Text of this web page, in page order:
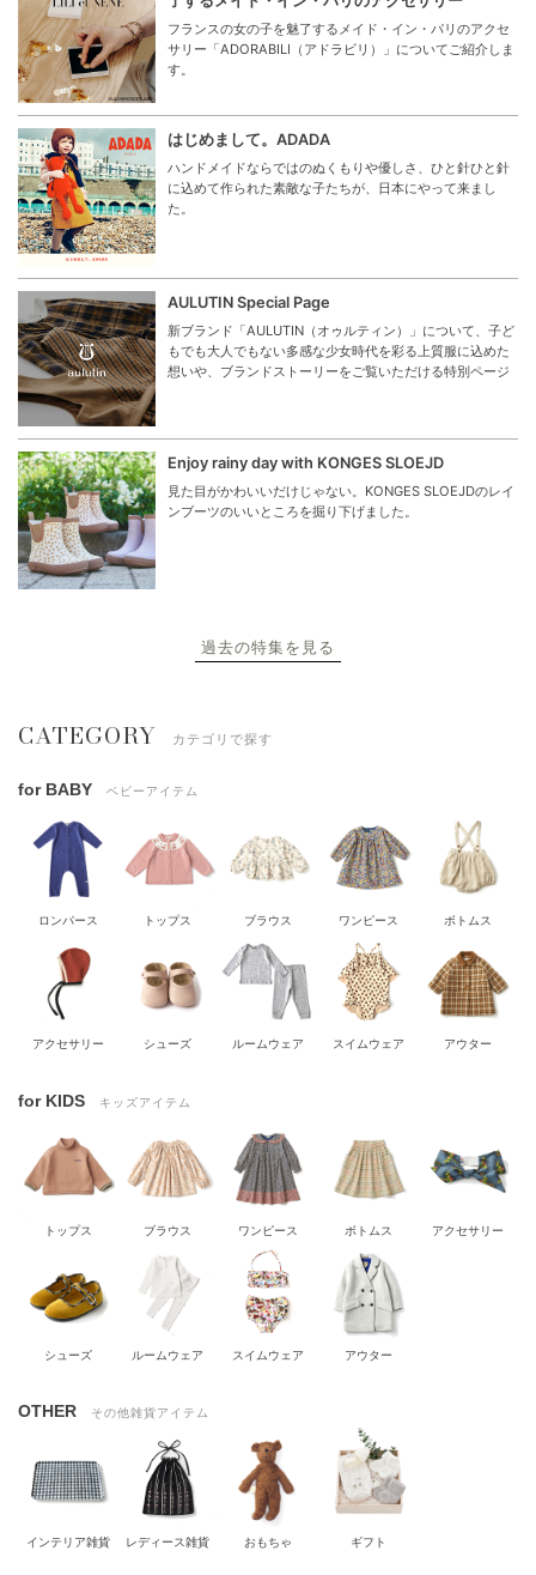
フランスの女の子を魅了するメイド・イン・パリのアクセ
サリー「ADORABILI（アドラビリ）」についてご紹介しま
す。
はじめまして。ADADA
ハンドメイドならではのぬくもりや優しさ、ひと針ひと針
に込めて作られた素敵な子たちが、日本にやって来まし
た。
AULUTIN Special Page
新ブランド「AULUTIN（オゥルティン）」について、子ど
もでも大人でもない多感な少女時代を彩る上質服に込めた
想いや、ブランドストーリーをご覧いただける特別ページ
Enjoy rainy day with KONGES SLOEJD
見た目がかわいいだけじゃない。KONGES SLOEJDのレイ
ンブーツのいいところを掘り下げました。
過去の特集を見る
CATEGORY カテゴリで探す
for BABY ベビーアイテム
ロンパース トップス ブラウス ワンピース ボトムス
アクセサリー シューズ ルームウェア スイムウェア アウター
for KIDS キッズアイテム
トップス ブラウス ワンピース ボトムス アクセサリー
シューズ ルームウェア スイムウェア アウター
OTHER その他雑貨アイテム
インテリア雑貨 レディース雑貨 おもちゃ ギフト